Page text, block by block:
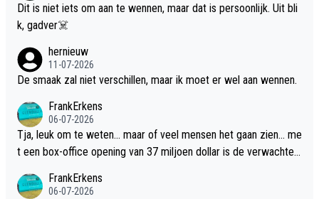
Dit is niet iets om aan te wennen, maar dat is persoonlijk. Uit bli
k, gadver☠️
hernieuw
11-07-2026
De smaak zal niet verschillen, maar ik moet er wel aan wennen.
FrankErkens
06-07-2026
Tja, leuk om te weten... maar of veel mensen het gaan zien... me
t een box-office opening van 37 miljoen dollar is de verwachte
FrankErkens
06-07-2026